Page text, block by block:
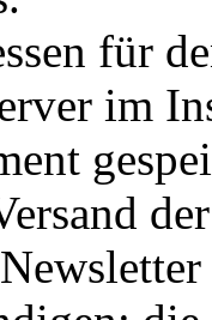
für
im